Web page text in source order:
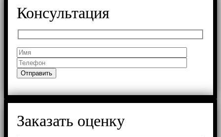
Консультация
Заказать оценку